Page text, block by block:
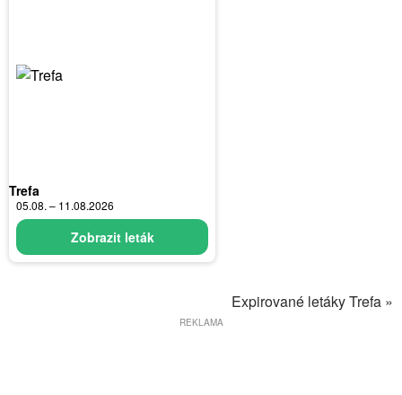
Trefa
05.08. – 11.08.2026
Zobrazit leták
Expirované letáky Trefa »
REKLAMA